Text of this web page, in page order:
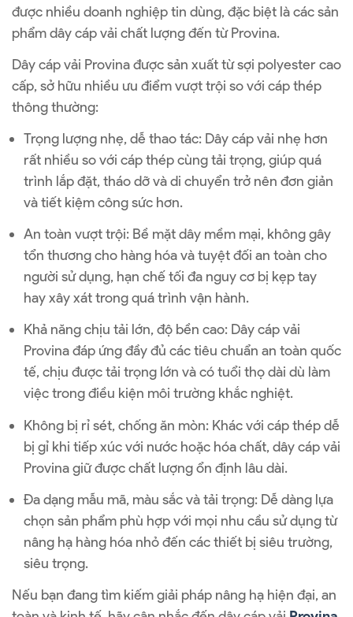
được nhiều doanh nghiệp tin dùng, đặc biệt là các sản
phẩm dây cáp vải chất lượng đến từ Provina.
Dây cáp vải Provina được sản xuất từ sợi polyester cao
cấp, sở hữu nhiều ưu điểm vượt trội so với cáp thép
thông thường:
Trọng lượng nhẹ, dễ thao tác: Dây cáp vải nhẹ hơn
rất nhiều so với cáp thép cùng tải trọng, giúp quá
trình lắp đặt, tháo dỡ và di chuyển trở nên đơn giản
và tiết kiệm công sức hơn.
An toàn vượt trội: Bề mặt dây mềm mại, không gây
tổn thương cho hàng hóa và tuyệt đối an toàn cho
người sử dụng, hạn chế tối đa nguy cơ bị kẹp tay
hay xây xát trong quá trình vận hành.
Khả năng chịu tải lớn, độ bền cao: Dây cáp vải
Provina đáp ứng đầy đủ các tiêu chuẩn an toàn quốc
tế, chịu được tải trọng lớn và có tuổi thọ dài dù làm
việc trong điều kiện môi trường khắc nghiệt.
Không bị rỉ sét, chống ăn mòn: Khác với cáp thép dễ
bị gỉ khi tiếp xúc với nước hoặc hóa chất, dây cáp vải
Provina giữ được chất lượng ổn định lâu dài.
Đa dạng mẫu mã, màu sắc và tải trọng: Dễ dàng lựa
chọn sản phẩm phù hợp với mọi nhu cầu sử dụng từ
nâng hạ hàng hóa nhỏ đến các thiết bị siêu trường,
siêu trọng.
Nếu bạn đang tìm kiếm giải pháp nâng hạ hiện đại, an